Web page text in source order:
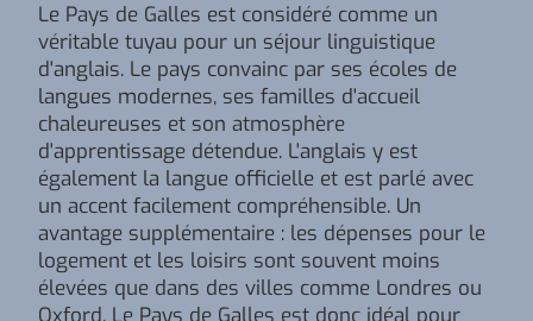
Le Pays de Galles est considéré comme un
véritable tuyau pour un séjour linguistique
d'anglais. Le pays convainc par ses écoles de
langues modernes, ses familles d'accueil
chaleureuses et son atmosphère
d'apprentissage détendue. L'anglais y est
également la langue officielle et est parlé avec
un accent facilement compréhensible. Un
avantage supplémentaire : les dépenses pour le
logement et les loisirs sont souvent moins
élevées que dans des villes comme Londres ou